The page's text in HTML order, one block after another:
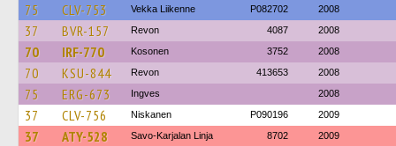
75 CLV-753 Vekka Liikenne P082702 2008
37 BVR-157 Revon 4087 2008
70 IRF-770 Kosonen 3752 2008
70 KSU-844 Revon 413653 2008
75 ERG-673 Ingves 2008
37 CLV-756 Niskanen P090196 2009
37 ATY-528 Savo-Karjalan Linja 8702 2009